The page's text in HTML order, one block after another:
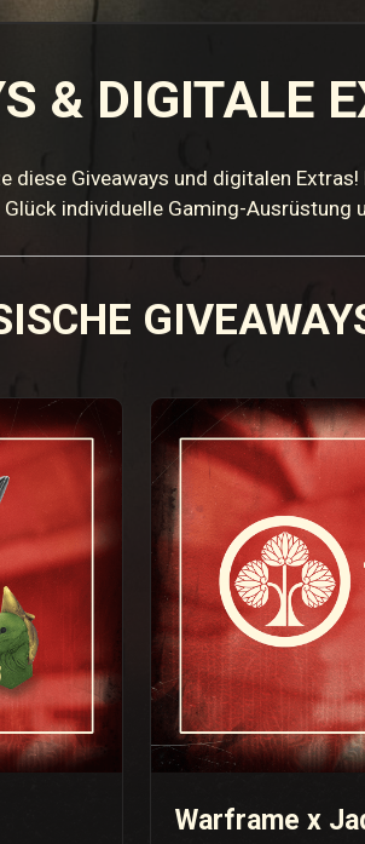
& DIGITALE
diese Giveaways und digitalen
individuelle Gaming-Ausrüstung
Warframe x